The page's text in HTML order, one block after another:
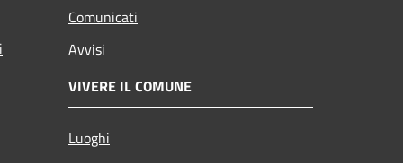
Comunicati
Avvisi
VIVERE IL COMUNE
Luoghi